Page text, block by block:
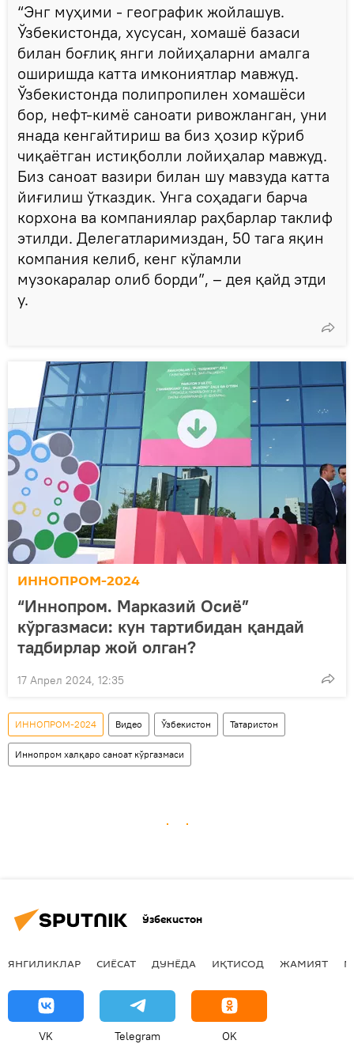
“Энг муҳими - географик жойлашув.
Ўзбекистонда, хусусан, хомашё базаси
билан боғлиқ янги лойиҳаларни амалга
оширишда катта имкониятлар мавжуд.
Ўзбекистонда полипропилен хомашёси
бор, нефт-кимё саноати ривожланган, уни
янада кенгайтириш ва биз ҳозир кўриб
чиқаётган истиқболли лойиҳалар мавжуд.
Биз саноат вазири билан шу мавзуда катта
йиғилиш ўтказдик. Унга соҳадаги барча
корхона ва компаниялар раҳбарлар таклиф
этилди. Делегатларимиздан, 50 тага яқин
компания келиб, кенг кўламли
музокаралар олиб борди”, – дея қайд этди
у.
ИННОПРОМ-2024
“Иннопром. Марказий Осиё”
кўргазмаси: кун тартибидан қандай
тадбирлар жой олган?
17 Апрел 2024, 12:35
ИННОПРОМ-2024 Видео Ўзбекистон Татаристон
Иннопром халқаро саноат кўргазмаси
Ўзбекистон
ЯНГИЛИКЛАР СИЁСАТ ДУНЁДА ИҚТИСОД ЖАМИЯТ
VK Telegram OK